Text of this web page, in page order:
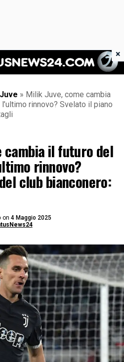
News 24
» Milik Juve, come cambia
rinnovo? Svelato il piano
cambia il futuro del
rinnovo?
club bianconero:
on 4 Maggio 2025
×